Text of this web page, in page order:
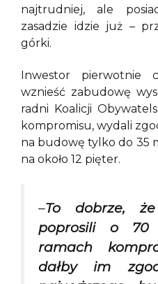
najtrudniej, ale
zasadzie idzie już –
górki.
Inwestor pierwotnie
wznieść zabudowę
radni Koalicji
kompromisu, wydali
na budowę tylko do 35
na około 12 pięter.
–To dobrze,
poprosili o
ramach
dałby im